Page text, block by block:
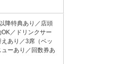
降特典あり／店頭
／ドリンクサー
あり／3席（ベッ
ーあり／回数券あ